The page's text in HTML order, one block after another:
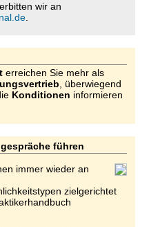
wir an
erreichen Sie mehr als
, überwiegend
Konditionen informieren
führen
immer wieder an
zielgerichtet